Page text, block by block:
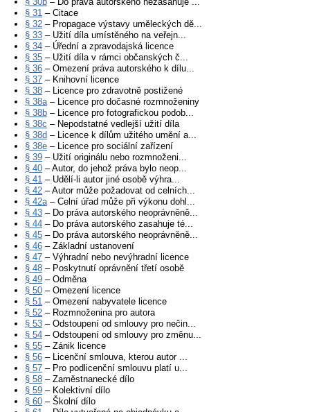
§ 31 – Citace
§ 32 – Propagace výstavy uměleckých dě...
§ 33 – Užití díla umístěného na veřejn...
§ 34 – Úřední a zpravodajská licence
§ 35 – Užití díla v rámci občanských č...
§ 36 – Omezení práva autorského k dílu...
§ 37 – Knihovní licence
§ 38 – Licence pro zdravotně postižené
§ 38a– Licence pro dočasné rozmnoženiny
§ 38b – Licence pro fotografickou podob...
§ 38c – Nepodstatné vedlejší užití díla
§ 38d – Licence k dílům užitého umění a...
§ 38e – Licence pro sociální zařízení
§ 39 – Užití originálu nebo rozmnoženi...
§ 40 – Autor, do jehož práva bylo neop...
§ 41 – Udělí-li autor jiné osobě výhra...
§ 42 – Autor může požadovat od celních...
§ 42a– Celní úřad může při výkonu dohl...
§ 43 – Do práva autorského neoprávněně...
§ 44 – Do práva autorského zasahuje té...
§ 45 – Do práva autorského neoprávněně...
§ 46 – Základní ustanovení
§ 47 – Výhradní nebo nevýhradní licence
§ 48 – Poskytnutí oprávnění třetí osobě
§ 49 – Odměna
§ 50 – Omezení licence
§ 51 – Omezení nabyvatele licence
§ 52 – Rozmnoženina pro autora
§ 53 – Odstoupení od smlouvy pro nečin...
§ 54 – Odstoupení od smlouvy pro změnu...
§ 55 – Zánik licence
§ 56 – Licenční smlouva, kterou autor ...
§ 57 – Pro podlicenční smlouvu platí u...
§ 58 – Zaměstnanecké dílo
§ 59 – Kolektivní dílo
§ 60 – Školní dílo